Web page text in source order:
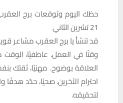
21 تشرين الثاني
قد تنشأ يا برج العقرب
وقتًا في العمل. عاطفيًا،
العلاقة بوضوح. مهنيًا، ثقتك
احترام الآخرين. صحيًا، حدّد
لتحقيقه.